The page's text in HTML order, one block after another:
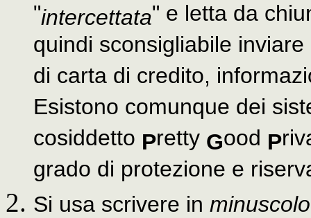
"intercettata" e letta da
quindi sconsigliabile
di carta di credito,
Esistono comunque dei
cosiddetto Pretty Good P
grado di protezione e
Si usa scrivere in minuscolo